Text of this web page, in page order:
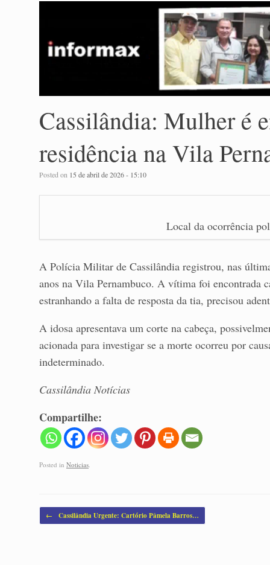
Cassilândia: Mulher é
residência na Vila
Posted on 15 de abril de 2026 - 15:10
Local da ocorrência
A Polícia Militar de Cassilândia registrou, nas
anos na Vila Pernambuco. A vítima foi encontrada
estranhando a falta de resposta da tia, precisou
A idosa apresentava um corte na cabeça,
acionada para investigar se a morte ocorreu por
indeterminado.
Cassilândia Notícias
Compartilhe:
Posted in Noticias
Post navigation
← Cassilândia Urgente: Cartório Pâmela Barros…